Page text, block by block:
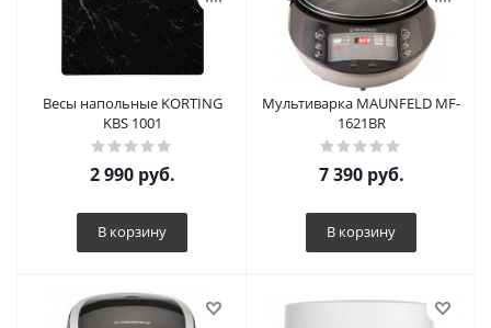
Весы напольные KORTING
KBS 1001
2 990руб.
В корзину
Мультиварка MAUNFELD MF-
1621BR
7 390руб.
В корзину